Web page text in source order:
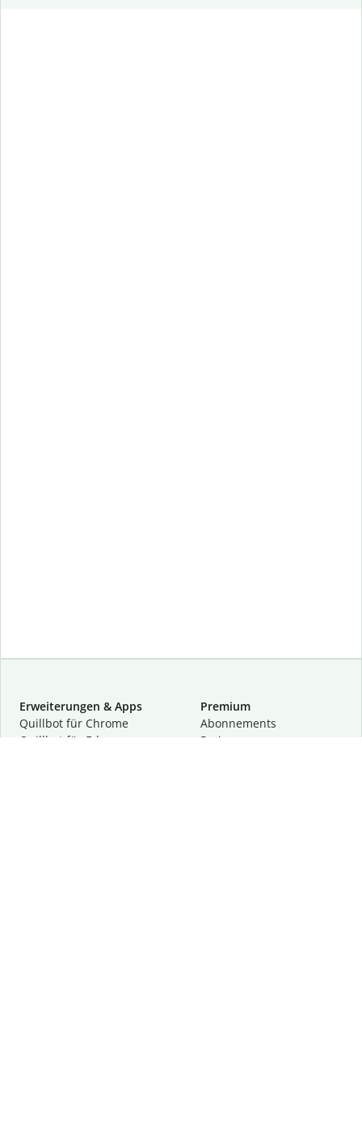
Erweiterungen & Apps
Quillbot für Chrome
Quillbot für Edge
Premium
Abon­ne­ments
Preise